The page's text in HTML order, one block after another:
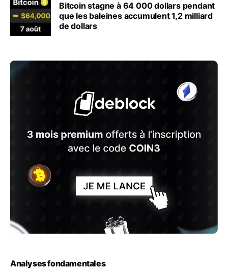
Bitcoin stagne à 64 000 dollars pendant
que les baleines accumulent 1,2 milliard
de dollars
Analyses fondamentales